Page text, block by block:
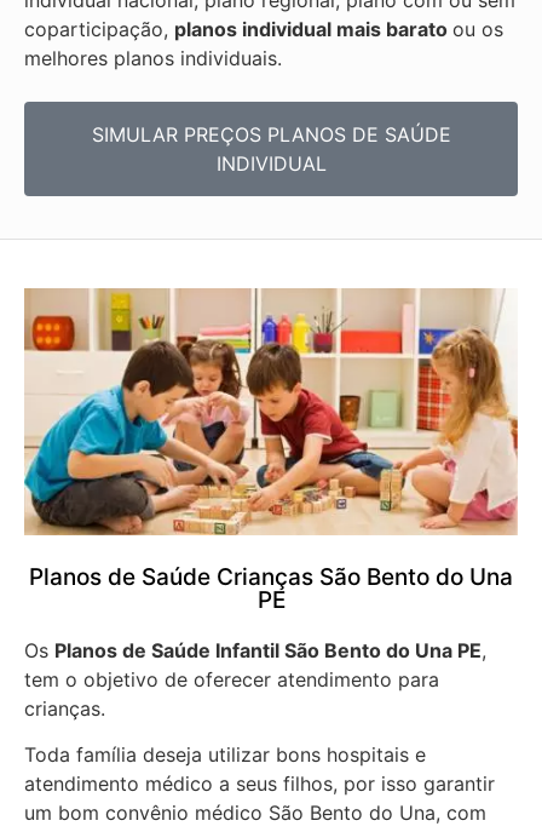
coparticipação, planos individual mais barato ou os
melhores planos individuais.
SIMULAR PREÇOS PLANOS DE SAÚDE
INDIVIDUAL
Planos de Saúde Crianças São Bento do Una
PE
Os Planos de Saúde Infantil São Bento do Una PE,
tem o objetivo de oferecer atendimento para
crianças.
Toda família deseja utilizar bons hospitais e
atendimento médico a seus filhos, por isso garantir
um bom convênio médico São Bento do Una, com